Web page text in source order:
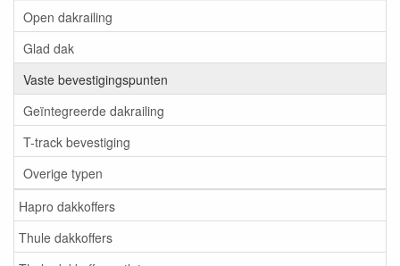
Open dakrailing
Glad dak
Vaste bevestigingspunten
Geïntegreerde dakrailing
T-track bevestiging
Overige typen
Hapro dakkoffers
Thule dakkoffers